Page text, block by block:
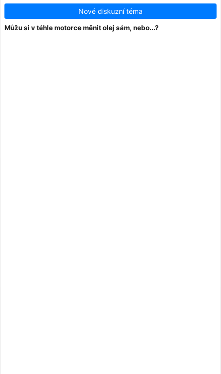
Nové diskuzní téma
Můžu si v téhle motorce měnit olej sám, nebo...?